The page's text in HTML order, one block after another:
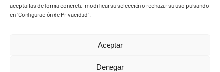
aceptarlas de forma concreta, modificar su selección o rechazar su uso pulsando
en “Configuración de Privacidad”.
Aceptar
Denegar
35570 – Yaiza
Tel:928 83 62 20